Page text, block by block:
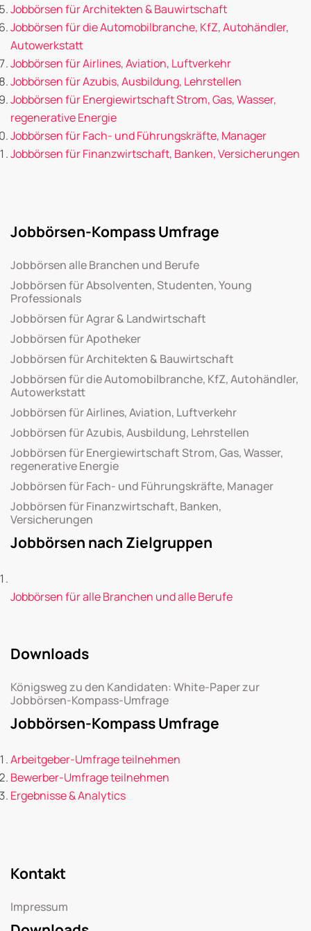
Jobbörsen für Architekten & Bauwirtschaft
Jobbörsen für die Automobilbranche, KfZ, Autohändler,
Autowerkstatt
Jobbörsen für Airlines, Aviation, Luftverkehr
Jobbörsen für Azubis, Ausbildung, Lehrstellen
Jobbörsen für Energiewirtschaft Strom, Gas, Wasser,
regenerative Energie
Jobbörsen für Fach- und Führungskräfte, Manager
Jobbörsen für Finanzwirtschaft, Banken, Versicherungen
Jobbörsen-Kompass Umfrage
Jobbörsen alle Branchen und Berufe
Jobbörsen für Absolventen, Studenten, Young
Professionals
Jobbörsen für Agrar & Landwirtschaft
Jobbörsen für Apotheker
Jobbörsen für Architekten & Bauwirtschaft
Jobbörsen für die Automobilbranche, KfZ, Autohändler,
Autowerkstatt
Jobbörsen für Airlines, Aviation, Luftverkehr
Jobbörsen für Azubis, Ausbildung, Lehrstellen
Jobbörsen für Energiewirtschaft Strom, Gas, Wasser,
regenerative Energie
Jobbörsen für Fach- und Führungskräfte, Manager
Jobbörsen für Finanzwirtschaft, Banken,
Versicherungen
Jobbörsen nach Zielgruppen
Jobbörsen für alle Branchen und alle Berufe
Downloads
Königsweg zu den Kandidaten: White-Paper zur
Jobbörsen-Kompass-Umfrage
Jobbörsen-Kompass Umfrage
Arbeitgeber-Umfrage teilnehmen
Bewerber-Umfrage teilnehmen
Ergebnisse & Analytics
Kontakt
Impressum